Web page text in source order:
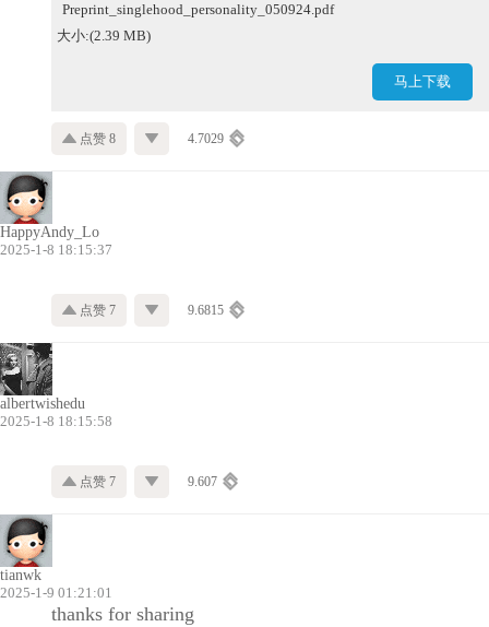
Preprint_singlehood_personality_050924.pdf
大小:(2.39 MB)
马上下载
点赞 8 4.7029
HappyAndy_Lo
2025-1-8 18:15:37
点赞 7 9.6815
albertwishedu
2025-1-8 18:15:58
点赞 7 9.607
tianwk
2025-1-9 01:21:01
thanks for sharing